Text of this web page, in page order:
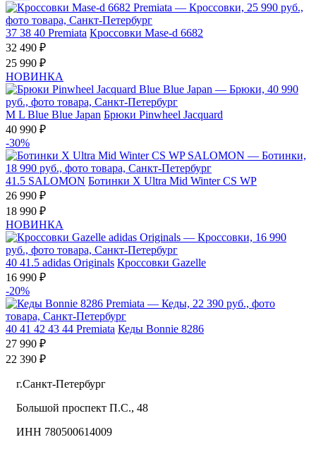
37 38 40 Premiata Кроссовки Mase-d 6682
32 490 ₽
25 990 ₽
НОВИНКА
M L Blue Blue Japan Брюки Pinwheel Jacquard
40 990 ₽
-30%
41.5 SALOMON Ботинки X Ultra Mid Winter CS WP
26 990 ₽
18 990 ₽
НОВИНКА
40 41.5 adidas Originals Кроссовки Gazelle
16 990 ₽
-20%
40 41 42 43 44 Premiata Кеды Bonnie 8286
27 990 ₽
22 390 ₽
г.Санкт-Петербург
Большой проспект П.С., 48
ИНН 780500614009